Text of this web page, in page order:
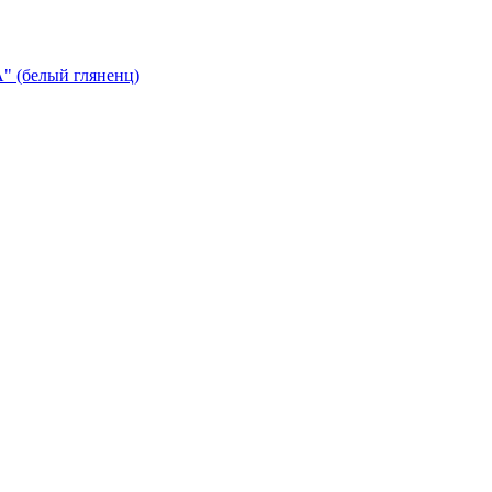
(белый гляненц)